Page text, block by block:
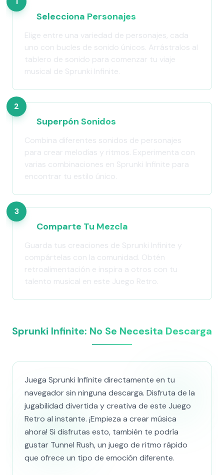
Selecciona Personajes
Elige entre una variedad de personajes, cada
uno con bucles de sonido únicos. Arrástralos al
tablero de sonido para comenzar tu viaje
musical de Sprunki Infinite.
2
Superpón Sonidos
Combina diferentes sonidos de personajes
para crear melodías y ritmos. Experimenta con
varias combinaciones en Sprunki Infinite para
encontrar tu estilo único.
3
Comparte Tu Mezcla
Guarda tus creaciones de Sprunki Infinite y
compártelas con la comunidad. Obtén
retroalimentación e inspira a otros con tu
talento musical en este Juego Retro.
Sprunki Infinite: No Se Necesita Descarga
Juega Sprunki Infinite directamente en tu
navegador sin ninguna descarga. Disfruta de la
jugabilidad divertida y creativa de este Juego
Retro al instante. ¡Empieza a crear música
ahora! Si disfrutas esto, también te podría
gustar Tunnel Rush, un juego de ritmo rápido
que ofrece un tipo de emoción diferente.